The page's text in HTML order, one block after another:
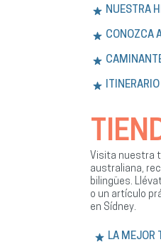
NUESTRA
Visita nuestra
australiana,
bilingües.
o un artículo
en Sídney.
LA MEJOR